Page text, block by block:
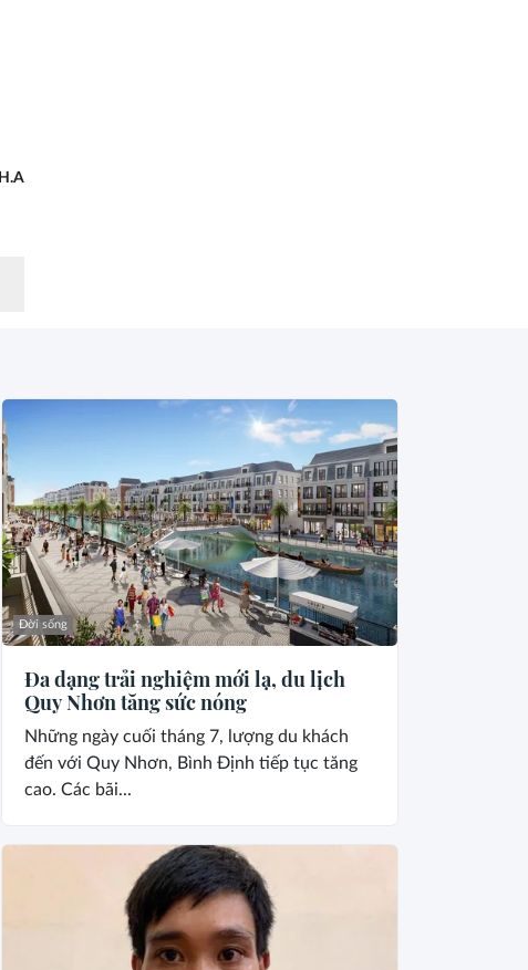
H.A
Đời sống
Đa dạng trải nghiệm mới lạ, du lịch
Quy Nhơn tăng sức nóng
Những ngày cuối tháng 7, lượng du khách
đến với Quy Nhơn, Bình Định tiếp tục tăng
cao. Các bãi...